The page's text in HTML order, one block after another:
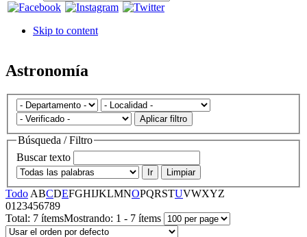
Skip to content
Astronomía
Aplicar filtro
Búsqueda / Filtro
Buscar texto
Ir Limpiar
Todo ABCDEFGHIJKLMNOPQRSTUVWXYZ
01 23456789
Total: 7 ítemsMostrando: 1 - 7 ítems